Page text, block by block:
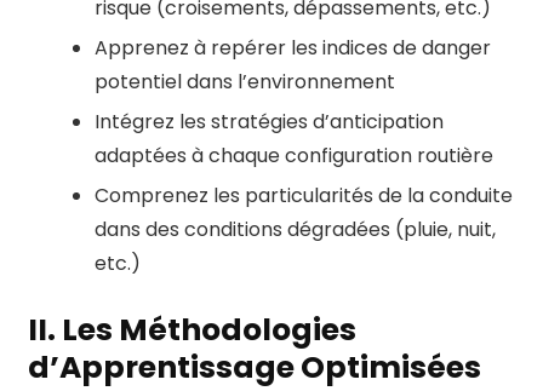
risque (croisements, dépassements, etc.)
Apprenez à repérer les indices de danger
potentiel dans l’environnement
Intégrez les stratégies d’anticipation
adaptées à chaque configuration routière
Comprenez les particularités de la conduite
dans des conditions dégradées (pluie, nuit,
etc.)
II. Les Méthodologies
d’Apprentissage Optimisées